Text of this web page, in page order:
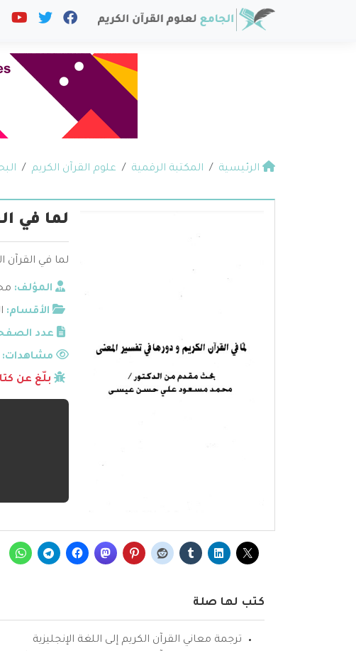
الرئيسية المكتبة الرقمية علوم القرآن الكريم
لما في
لما في
المؤلف:
الأقسام:
عدد
مشاهدات:
بلّغ عن
كتب لها صلة
ترجمة معاني القرآن الكريم إلى اللغة الإنجليزية